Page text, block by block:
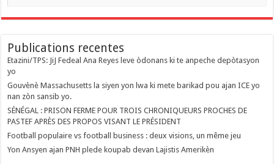
Publications recentes
Etazini/TPS: JiJ Fedeal Ana Reyes leve òdonans ki te anpeche depòtasyon
yo
Gouvènè Massachusetts la siyen yon lwa ki mete barikad pou ajan ICE yo
nan zòn sansib yo.
SÉNÉGAL : PRISON FERME POUR TROIS CHRONIQUEURS PROCHES DE
PASTEF APRÈS DES PROPOS VISANT LE PRÉSIDENT
Football populaire vs football business : deux visions, un même jeu
Yon Ansyen ajan PNH plede koupab devan Lajistis Amerikèn